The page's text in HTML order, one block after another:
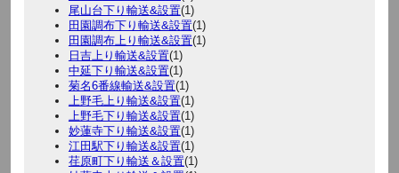
尾山台下り輸送&設置(1)
田園調布下り輸送&設置(1)
田園調布上り輸送&設置(1)
日吉上り輸送&設置(1)
中延下り輸送&設置(1)
菊名6番線輸送&設置(1)
上野毛上り輸送&設置(1)
上野毛下り輸送&設置(1)
妙蓮寺下り輸送&設置(1)
江田駅下り輸送&設置(1)
荏原町下り輸送＆設置(1)